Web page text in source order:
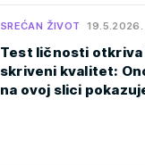
SREĆAN ŽIVOT 19.5.2026.
Test ličnosti otkriva
skriveni kvalitet:
na ovoj slici